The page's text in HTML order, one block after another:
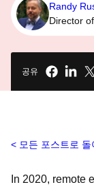
Randy
Director
공유
모든 포스트로 돌
In 2020, remote